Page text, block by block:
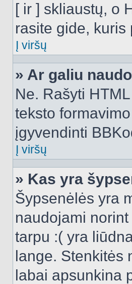
[ ir ] skliaustų, o
rasite gide,
Į viršų
» Ar galiu
Ne. Rašyti
teksto
įgyvendinti
Į viršų
» Kas yra
Šypsenėlės yra
naudojami
tarpu :( yra
lange. Stenkitės
labai apsunkina